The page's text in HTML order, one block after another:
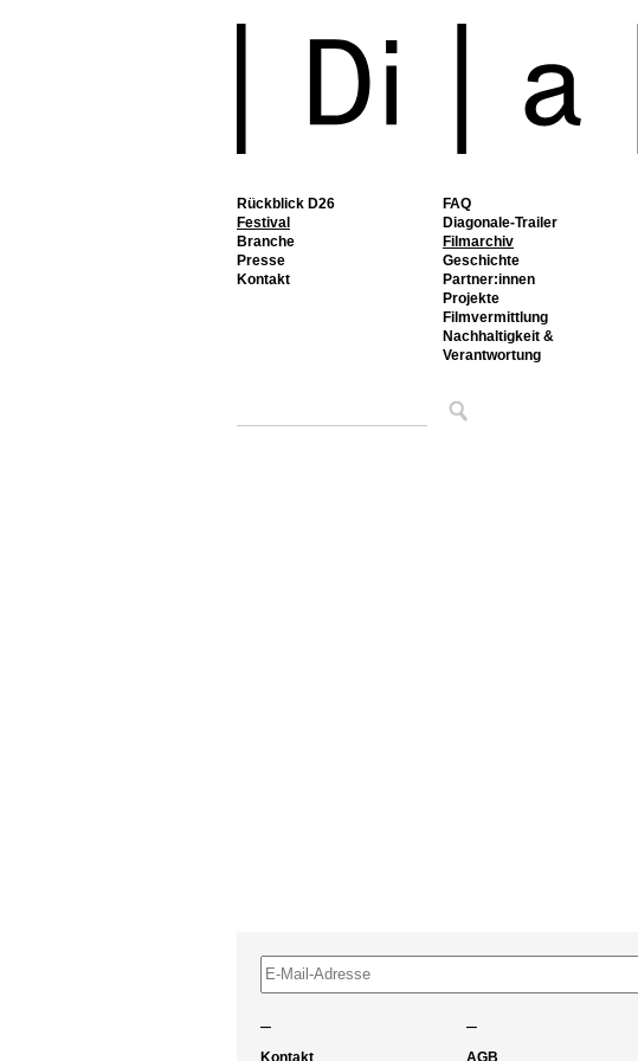
Rückblick D26
Festival
FAQ
Diagonale-Trailer
Filmarchiv
Geschichte
Partner:innen
Projekte
Filmvermittlung
Nachhaltigkeit &
Verantwortung
Branche
Presse
Kontakt
– –
Kontakt AGB